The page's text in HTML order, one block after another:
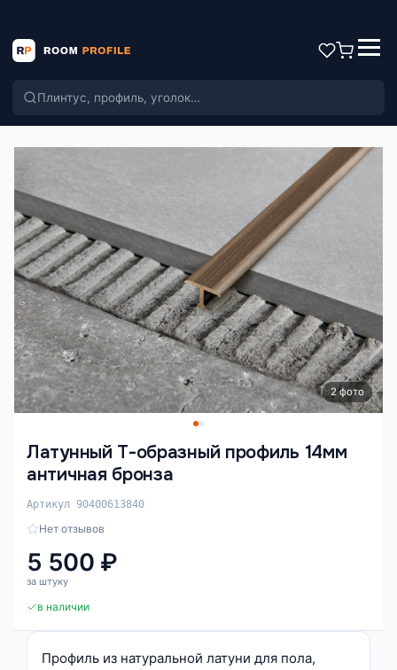
Поиск по каталогу
2 фото
Латунный Т-образный профиль 14мм
античная бронза
Артикул 90400613840
Нет отзывов
5 500 ₽
за штуку
в наличии
Профиль из натуральной латуни для пола,